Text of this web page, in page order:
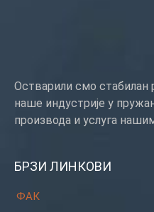
Остварили смо стабилан
наше индустрије у
производа и услуга
БРЗИ ЛИНКОВИ
ФАК